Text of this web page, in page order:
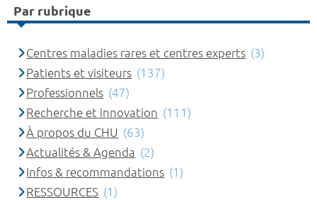
Par rubrique
Centres maladies rares et centres experts (3)
Patients et visiteurs (137)
Professionnels (47)
Recherche et innovation (111)
À propos du CHU (63)
Actualités & Agenda (2)
Infos & recommandations (1)
RESSOURCES (1)